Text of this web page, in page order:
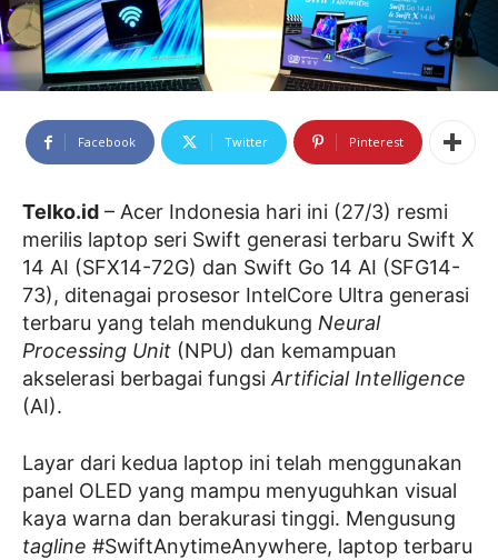
Facebook Twitter Pinterest
Telko.id – Acer Indonesia hari ini (27/3) resmi
merilis laptop seri Swift generasi terbaru Swift X
14 AI (SFX14-72G) dan Swift Go 14 AI (SFG14-
73), ditenagai prosesor IntelCore Ultra generasi
terbaru yang telah mendukung Neural
Processing Unit (NPU) dan kemampuan
akselerasi berbagai fungsi Artificial Intelligence
(AI).
Layar dari kedua laptop ini telah menggunakan
panel OLED yang mampu menyuguhkan visual
kaya warna dan berakurasi tinggi. Mengusung
tagline #SwiftAnytimeAnywhere, laptop terbaru